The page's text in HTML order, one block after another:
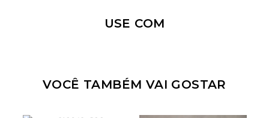
termos e polí­ticas de privacidade
USE COM
VOCÊ TAMBÉM VAI GOSTAR